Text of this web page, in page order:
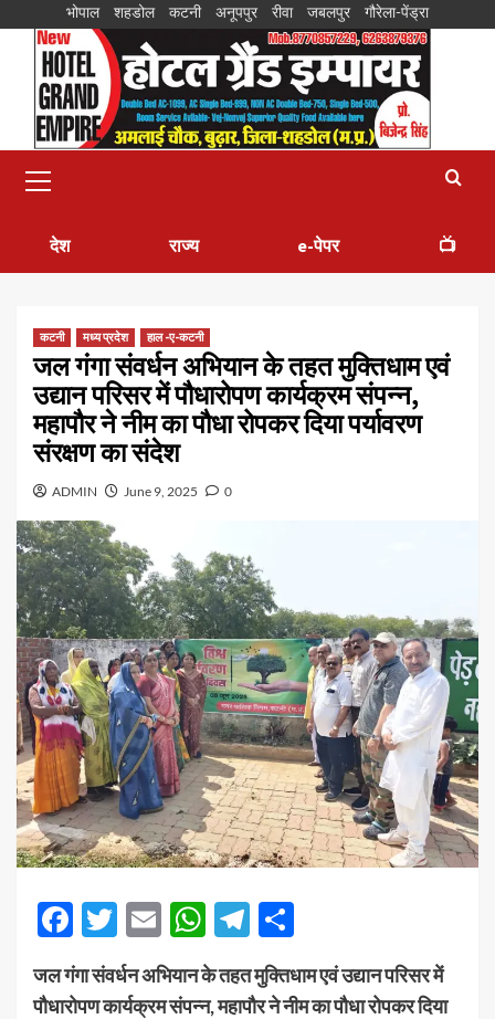
भोपाल शहडोल कटनी अनूपपुर रीवा जबलपुर गौरेला-पेंड्रा
देश राज्य e-पेपर 📺
कटनी मध्य प्रदेश हाल -ए-कटनी
जल गंगा संवर्धन अभियान के तहत मुक्तिधाम एवं
उद्यान परिसर में पौधारोपण कार्यक्रम संपन्न,
महापौर ने नीम का पौधा रोपकर दिया पर्यावरण
संरक्षण का संदेश
ADMIN June 9, 2025 0
Facebook
Twitter
EmailWhatsApp
Telegram
जल गंगा संवर्धन अभियान के तहत मुक्तिधाम एवं उद्यान परिसर में
पौधारोपण कार्यक्रम संपन्न, महापौर ने नीम का पौधा रोपकर दिया